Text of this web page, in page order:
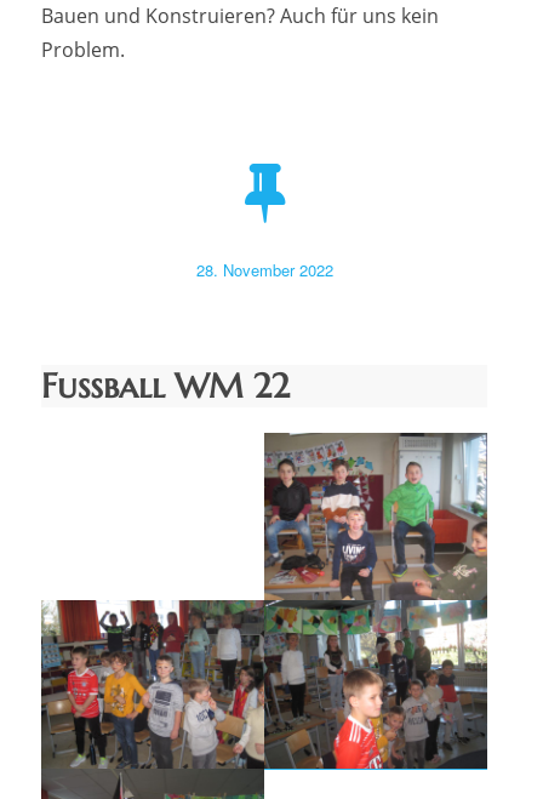
Bauen und Konstruieren? Auch für uns kein
Problem.
Veröffentlicht
28. November 2022
Fußball WM 22